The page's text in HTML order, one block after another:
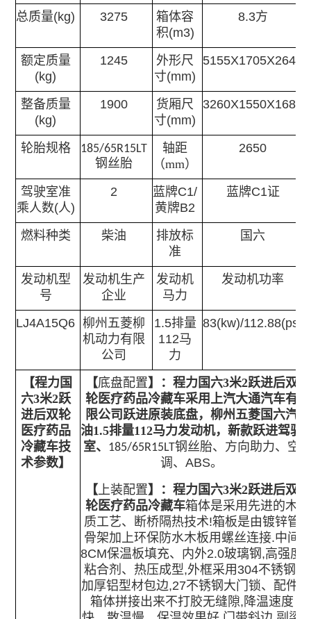
总质量(kg) 3275
箱体容
积(m3)
8.3方
额定质量
(kg)
1245
外形尺
寸(mm)
5155X1705X2640
整备质量
(kg)
1900
货厢尺
寸(mm)
3260X1550X1680
轮胎规格
185/65R15LT
钢丝胎
轴距
（mm）
2650
驾驶室准
乘人数(人)
2 蓝牌C1/
黄牌B2
蓝牌C1证
燃料种类 柴油
排放标
准
国六
发动机型
号
发动机生产
企业
发动机
马力
发动机功率
LJ4A15Q6 柳州五菱柳
机动力有限
公司
1.5排量
112马
力
83(kw)/112.88(ps)
【程力国
六3米2跃
进后双轮
医疗药品
冷藏车技
术参数】
【底盘配置】：程力国六3米2跃进后双
轮医疗药品冷藏车采用上汽大通汽车有
限公司跃进原装底盘，柳州五菱国六汽
油1.5排量112马力发动机，新款跃进驾驶
室、 185/65R15LT钢丝胎、方向助力、空
调、ABS。
【 上装配置】：程力国六3米2跃进后双
轮医疗药品冷藏车箱体是采用先进的木
质工艺、断桥隔热技术!箱板是由镀锌管
骨架加上环保防水木板用螺丝连接.中间
8CM保温板填充、内外2.0玻璃钢,高强度
粘合剂、热压成型,外框采用304不锈钢,
加厚铝型材包边,27不锈钢大门锁、配件,
箱体拼接出来不打胶无缝隙,降温速度